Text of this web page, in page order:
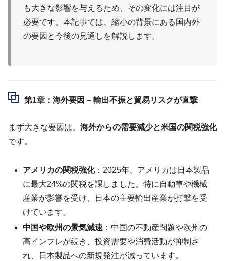
も大きな影響を与えるため、その変化には注目が
必要です。本記事では、縮小の背景にある国内外
の要因と今後の見通しを解説します。
第1章：海外要因 – 輸出不振と貿易リスクが直撃
まず大きな要因は、 海外からの需要減少と米国の関税強化
です。
アメリカの関税強化：2025年、アメリカは日本製品
に最大24%の関税を課しました。特に自動車や機械
産業が影響を受け、日本の主要輸出産業が打撃を受
けています。
中国や欧州の景気減速 ：中国の不動産問題や欧州の
高インフレが続き、投資需要や消費活動が抑制さ
れ、日本製品への新規発注が減っています。